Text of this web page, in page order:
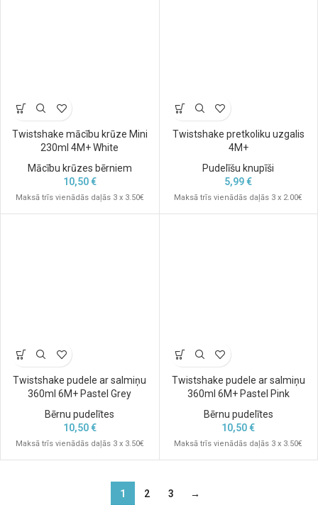
Twistshake mācību krūze Mini
230ml 4M+ White
Mācību krūzes bērniem
10,50€
Maksā trīs vienādās daļās 3 x 3.50€
Twistshake pretkoliku uzgalis
4M+
Pudelīšu knupīši
5,99€
Maksā trīs vienādās daļās 3 x 2.00€
Twistshake pudele ar salmiņu
360ml 6M+ Pastel Grey
Bērnu pudelītes
10,50€
Maksā trīs vienādās daļās 3 x 3.50€
Twistshake pudele ar salmiņu
360ml 6M+ Pastel Pink
Bērnu pudelītes
10,50€
Maksā trīs vienādās daļās 3 x 3.50€
1 2 3 →